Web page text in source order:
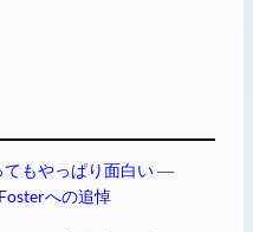
てもやっぱり面白い ―
への追悼